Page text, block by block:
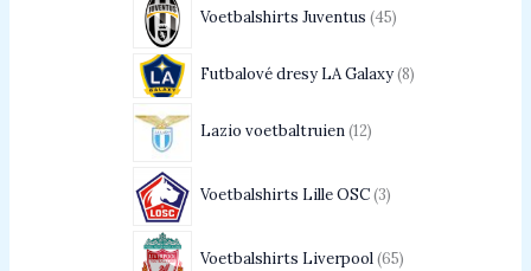
Voetbalshirts Juventus 45
Futbalové dresy LA Galaxy 8
Lazio voetbaltruien 12
Voetbalshirts Lille OSC 3
Voetbalshirts Liverpool 65